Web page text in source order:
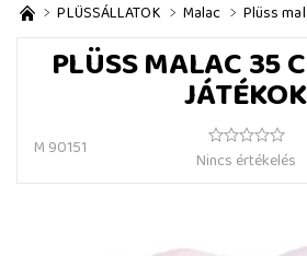
PLÜSSÁLLATOK Malac Plüss
PLÜSS MALAC 35
JÁTÉKOK
M 90151
Nincs értékelés